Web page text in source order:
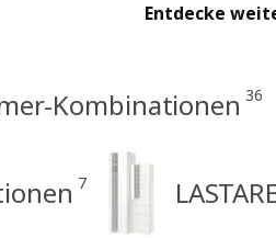
Entdecke
Kombinationen 36
7